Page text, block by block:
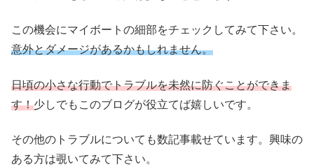
この機会にマイボートの細部をチェックしてみて下さい。
意外とダメージがあるかもしれません。
日頃の小さな行動でトラブルを未然に防ぐことができま
す！少しでもこのブログが役立てば嬉しいです。
その他のトラブルについても数記事載せています。興味の
ある方は覗いてみて下さい。